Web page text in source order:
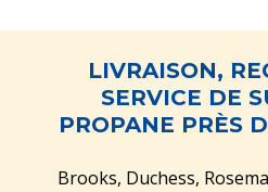
LIVRAISON,
SERVICE DE
PROPANE PRÈS
Brooks, Duchess,